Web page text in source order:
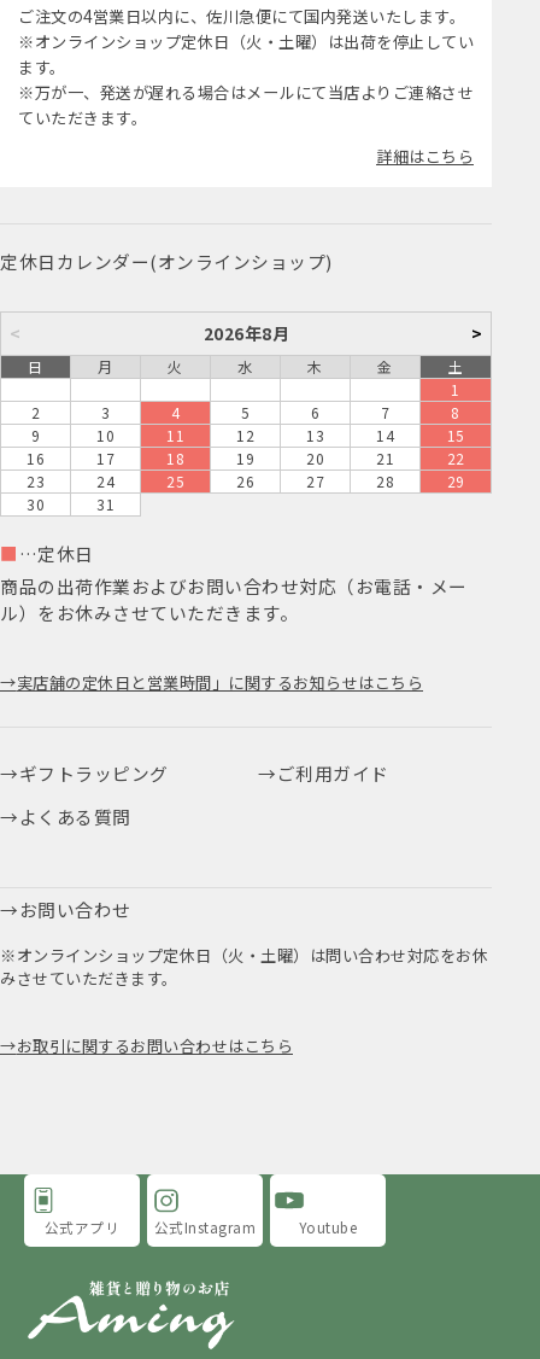
ご注文の4営業日以内に、佐川急便にて国内発送いたします。
※オンラインショップ定休日（火・土曜）は出荷を停止してい
ます。
※万が一、発送が遅れる場合はメールにて当店よりご連絡させ
ていただきます。
詳細はこちら
定休日カレンダー(オンラインショップ)
< 2026年8月 >
日 月 火 水 木 金
土
1
2
3 4 5 6 7
8
9
10 11 12 13 14
15
16
17 18 19 20 21
22
23
24 25 26 27 28
29
30
31
■ …定休日
商品の出荷作業およびお問い合わせ対応（お電話・メー
ル）をお休みさせていただきます。
実店舗の定休日と営業時間」に関するお知らせはこちら
ギフトラッピング
ご利用ガイド
よくある質問
お問い合わせ
※オンラインショップ定休日（火・土曜）は問い合わせ対応をお休
みさせていただきます。
お取引に関するお問い合わせはこちら
公式アプリ 公式Instagram Youtube